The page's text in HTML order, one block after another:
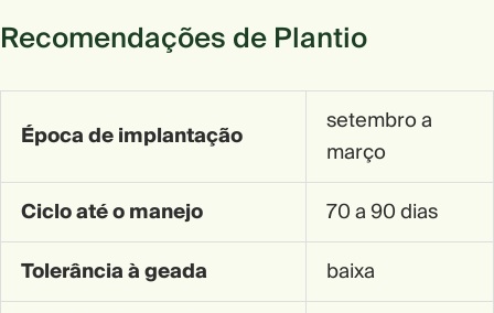
Recomendações de Plantio
Época de implantação
setembro a
março
Ciclo até o manejo
70 a 90 dias
Tolerância à geada
baixa